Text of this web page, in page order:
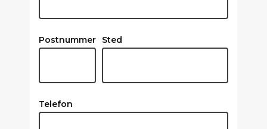
Postnummer Sted
Telefon